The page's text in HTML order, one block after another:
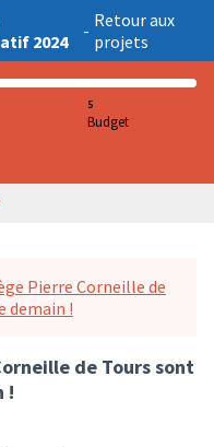
2024
- Retour aux
projets
5
Budget
Pierre Corneille de
demain !
de Tours sont
!